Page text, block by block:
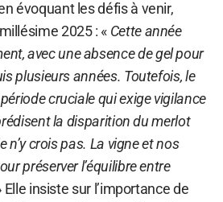
évoquant les défis à venir,
2025 : « Cette année
avec une absence de gel pour
plusieurs années. Toutefois, le
cruciale qui exige vigilance
la disparition du merlot
n’y crois pas. La vigne et nos
préserver l’équilibre entre
Elle insiste sur l’importance de